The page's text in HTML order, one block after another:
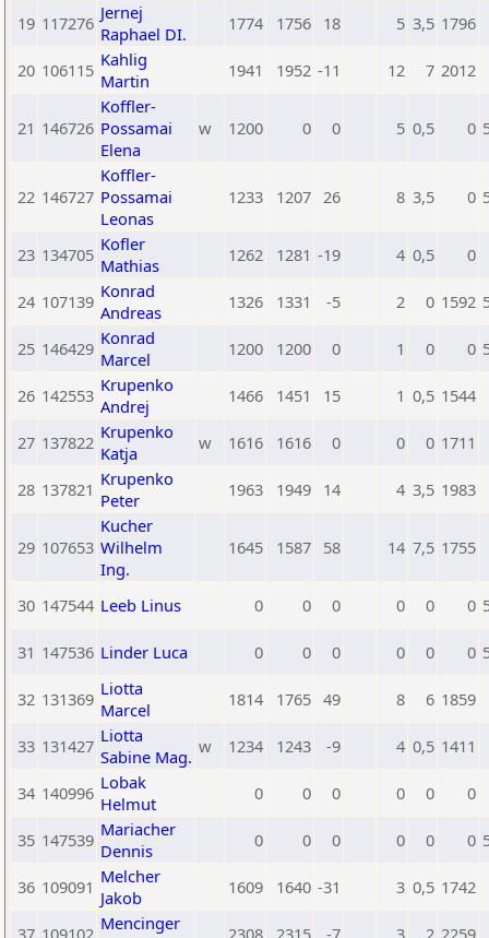
19 117276 Jernej
Raphael DI.
1774 1756 18 5 3,5 1796
20 106115 Kahlig
Martin
1941 1952 -11 12 7 2012
21 146726
Koffler-
Possamai
Elena
w 1200 0 0 5 0,5 0
22 146727
Koffler-
Possamai
Leonas
1233 1207 26 8 3,5 0
23 134705 Kofler
Mathias
1262 1281 -19 4 0,5 0
24 107139 Konrad
Andreas
1326 1331 -5 2 0 1592
25 146429 Konrad
Marcel
1200 1200 0 1 0 0
26 142553 Krupenko
Andrej
1466 1451 15 1 0,5 1544
27 137822 Krupenko
Katja
w 1616 1616 0 0 0 1711
28 137821 Krupenko
Peter
1963 1949 14 4 3,5 1983
29 107653
Kucher
Wilhelm
Ing.
1645 1587 58 14 7,5 1755
30 147544 Leeb Linus 0 0 0 0 0 0
31 147536 Linder Luca 0 0 0 0 0 0
32 131369 Liotta
Marcel
1814 1765 49 8 6 1859
33 131427 Liotta
Sabine Mag. w 1234 1243 -9 4 0,5 1411
34 140996 Lobak
Helmut
0 0 0 0 0 0
35 147539 Mariacher
Dennis
0 0 0 0 0 0
36 109091 Melcher
Jakob
1609 1640 -31 3 0,5 1742
37 109102 Mencinger
2308 2315 -7 3 2 2259